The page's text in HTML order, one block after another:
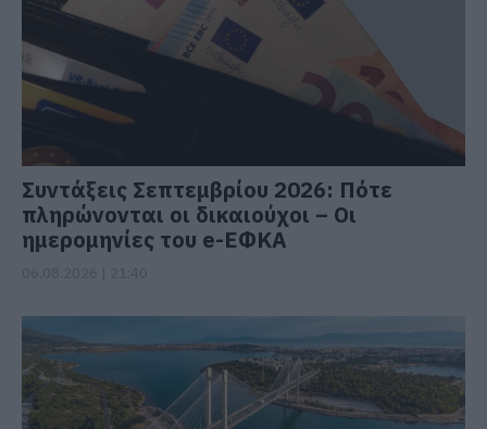
Συντάξεις Σεπτεμβρίου 2026: Πότε
πληρώνονται οι δικαιούχοι – Οι
ημερομηνίες του e-ΕΦΚΑ